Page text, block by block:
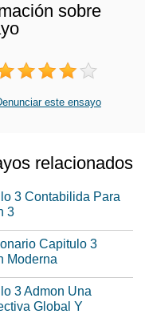
sobre
este ensayo
relacionados
3 Contabilida Para
3
Capitulo 3
Moderna
3 Admon Una
Global Y